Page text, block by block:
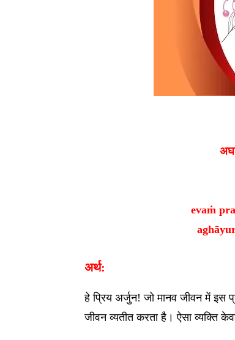
evaṁ
अर्थ:
हे प्रिय अर्जुन! जो मानव जीवन में इस
जीवन व्यतीत करता है। ऐसा व्यक्ति